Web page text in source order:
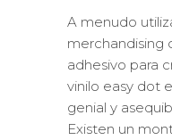
A menudo
merchandising
adhesivo para
vinilo easy dot
genial y
Existen un